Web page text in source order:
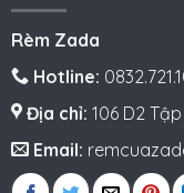
Rèm Zada
Hotline:
Địa chỉ: 106 D2
Email: